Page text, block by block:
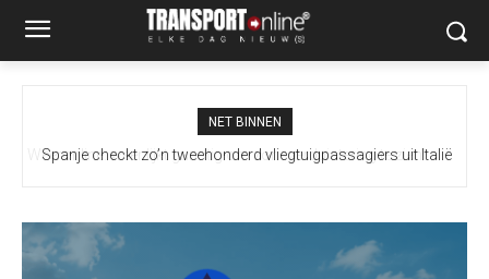
NET BINNEN
Spanje checkt zo’n tweehonderd vliegtuigpassagiers uit Italië